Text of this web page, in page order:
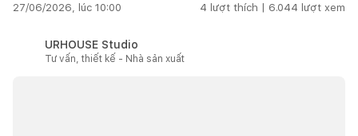
27/06/2026, lúc 10:00 4 lượt thích | 6.044 lượt xem
URHOUSE Studio
Tư vấn, thiết kế - Nhà sản xuất